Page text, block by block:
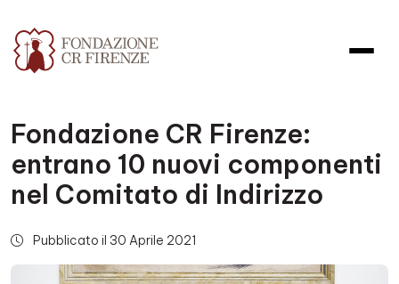
Fondazione CR Firenze:
entrano 10 nuovi componenti
nel Comitato di Indirizzo
Pubblicato il 30 Aprile 2021